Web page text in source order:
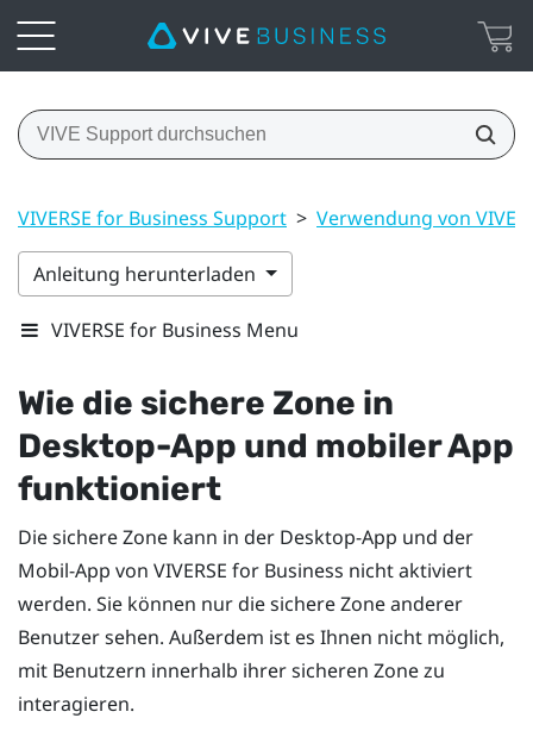
VIVERSE for Business Support > Verwendung von
Anleitung herunterladen
VIVERSE for Business Menu
Wie die sichere Zone in
Desktop-App und mobiler App
funktioniert
Die sichere Zone kann in der Desktop-App und der
Mobil-App von VIVERSE for Business nicht aktiviert
werden. Sie können nur die sichere Zone anderer
Benutzer sehen. Außerdem ist es Ihnen nicht möglich,
mit Benutzern innerhalb ihrer sicheren Zone zu
interagieren.